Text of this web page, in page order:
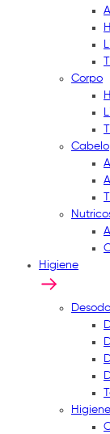
Corpo
Cabelo
Higiene